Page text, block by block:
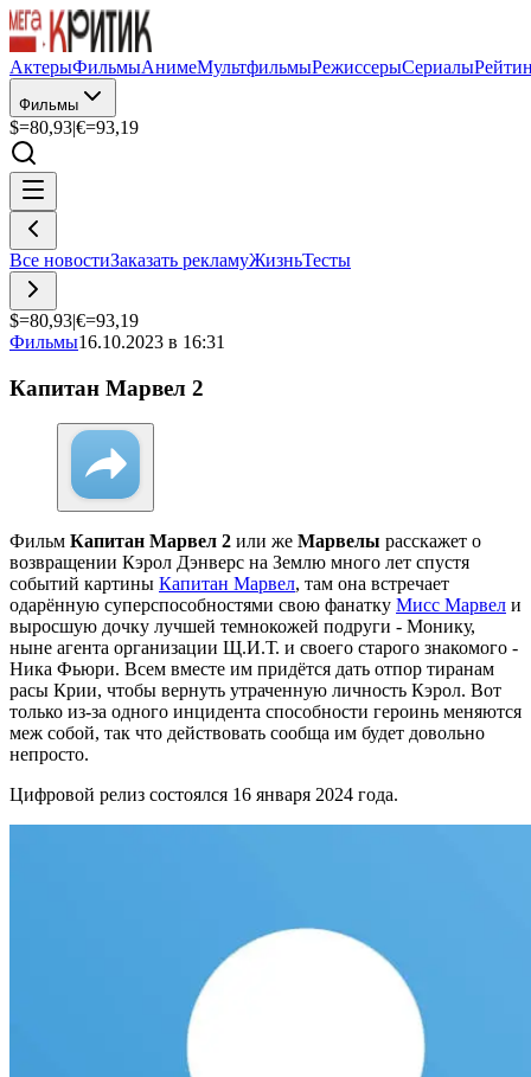
АктерыФильмыАнимеМультфильмыРежиссерыСериалы
Фильмы
$=80,93|€=93,19
Все новостиЗаказать рекламуЖизньТесты
$=80,93|€=93,19
Фильмы16.10.2023 в 16:31
Капитан Марвел 2
Фильм Капитан Марвел 2 или же Марвелы расскажет о
возвращении Кэрол Дэнверс на Землю много лет спустя
событий картины Капитан Марвел, там она встречает
одарённую суперспособностями свою фанатку Мисс Марвел и
выросшую дочку лучшей темнокожей подруги - Монику,
ныне агента организации Щ.И.Т. и своего старого знакомого -
Ника Фьюри. Всем вместе им придётся дать отпор тиранам
расы Крии, чтобы вернуть утраченную личность Кэрол. Вот
только из-за одного инцидента способности героинь меняются
меж собой, так что действовать сообща им будет довольно
непросто.
Цифровой релиз состоялся 16 января 2024 года.